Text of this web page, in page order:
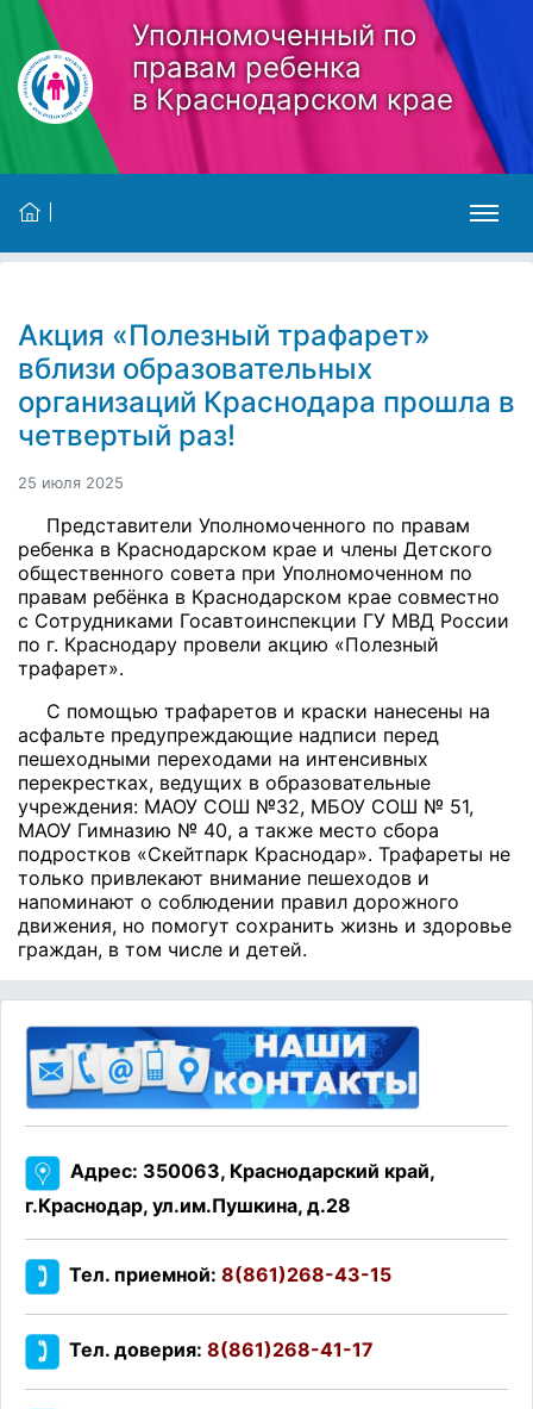
Skip to main content
Уполномоченный по
правам ребенка
в Краснодарском крае
Акция «Полезный трафарет»
вблизи образовательных
организаций Краснодара прошла в
четвертый раз!
25 июля 2025
Представители Уполномоченного по правам
ребенка в Краснодарском крае и члены Детского
общественного совета при Уполномоченном по
правам ребёнка в Краснодарском крае совместно
с Сотрудниками Госавтоинспекции ГУ МВД России
по г. Краснодару провели акцию «Полезный
трафарет».
С помощью трафаретов и краски нанесены на
асфальте предупреждающие надписи перед
пешеходными переходами на интенсивных
перекрестках, ведущих в образовательные
учреждения: МАОУ СОШ №32, МБОУ СОШ № 51,
МАОУ Гимназию № 40, а также место сбора
подростков «Скейтпарк Краснодар». Трафареты не
только привлекают внимание пешеходов и
напоминают о соблюдении правил дорожного
движения, но помогут сохранить жизнь и здоровье
граждан, в том числе и детей.
Адрес: 350063, Краснодарский край,
г.Краснодар, ул.им.Пушкина, д.28
Тел. приемной: 8(861)268-43-15
Тел. доверия: 8(861)268-41-17